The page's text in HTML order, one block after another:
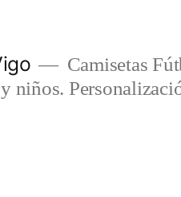
Camisetas
niños.